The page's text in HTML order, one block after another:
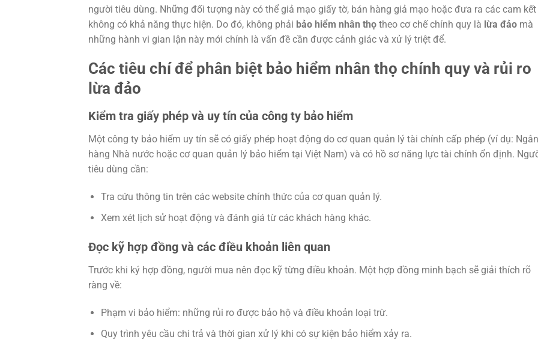
người tiêu dùng. Những đối tượng này có thể giả mạo giấy tờ, bán hàng giả mạo hoặc đưa ra các cam kết
không có khả năng thực hiện. Do đó, không phải bảo hiểm nhân thọ theo cơ chế chính quy là lừa đảo mà
những hành vi gian lận này mới chính là vấn đề cần được cảnh giác và xử lý triệt để.
Các tiêu chí để phân biệt bảo hiểm nhân thọ chính quy và rủi ro
lừa đảo
Kiểm tra giấy phép và uy tín của công ty bảo hiểm
Một công ty bảo hiểm uy tín sẽ có giấy phép hoạt động do cơ quan quản lý tài chính cấp phép (ví dụ: Ngân
hàng Nhà nước hoặc cơ quan quản lý bảo hiểm tại Việt Nam) và có hồ sơ năng lực tài chính ổn định.
tiêu dùng cần:
Tra cứu thông tin trên các website chính thức của cơ quan quản lý.
Xem xét lịch sử hoạt động và đánh giá từ các khách hàng khác.
Đọc kỹ hợp đồng và các điều khoản liên quan
Trước khi ký hợp đồng, người mua nên đọc kỹ từng điều khoản. Một hợp đồng minh bạch sẽ giải thích rõ
ràng về:
Phạm vi bảo hiểm: những rủi ro được bảo hộ và điều khoản loại trừ.
Quy trình yêu cầu chi trả và thời gian xử lý khi có sự kiện bảo hiểm xảy ra.